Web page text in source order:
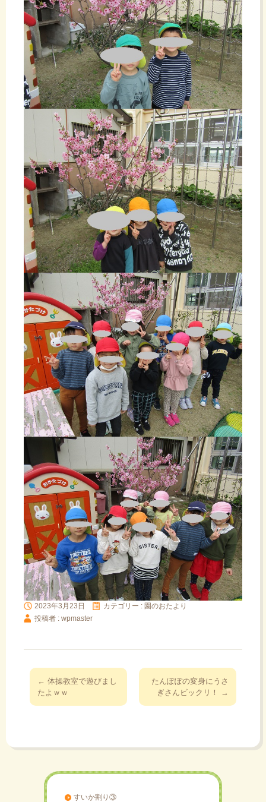
2023年3月23日 カテゴリー : 園のおたより
投稿者 : wpmaster
投
稿
ナ
← 体操教室で遊びまし
たよｗｗ
たんぽぽの変身にうさ
ぎさんビックリ！
→
すいか割り③